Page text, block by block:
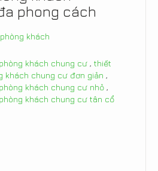
phong cách
khách
khách chung cư, thiết
khách chung cư đơn giản ,
khách chung cư nhỏ,
khách chung cư tân cổ